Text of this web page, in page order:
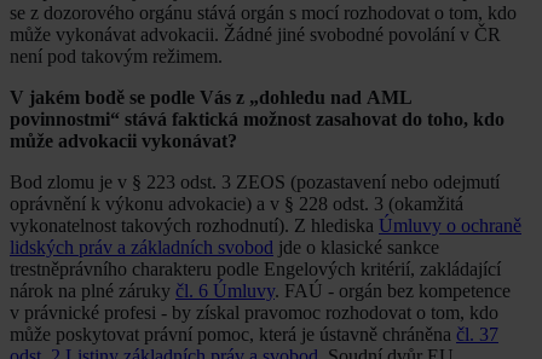
se z dozorového orgánu stává orgán s mocí rozhodovat o tom, kdo
může vykonávat advokacii. Žádné jiné svobodné povolání v ČR
není pod takovým režimem.
V jakém bodě se podle Vás z „dohledu nad AML
povinnostmi“ stává faktická možnost zasahovat do toho, kdo
může advokacii vykonávat?
Bod zlomu je v § 223 odst. 3 ZEOS (pozastavení nebo odejmutí
oprávnění k výkonu advokacie) a v § 228 odst. 3 (okamžitá
vykonatelnost takových rozhodnutí). Z hlediska Úmluvy o ochraně
lidských práv a základních svobod jde o klasické sankce
trestněprávního charakteru podle Engelových kritérií, zakládající
nárok na plné záruky čl. 6 Úmluvy. FAÚ - orgán bez kompetence
v právnické profesi - by získal pravomoc rozhodovat o tom, kdo
může poskytovat právní pomoc, která je ústavně chráněna čl. 37